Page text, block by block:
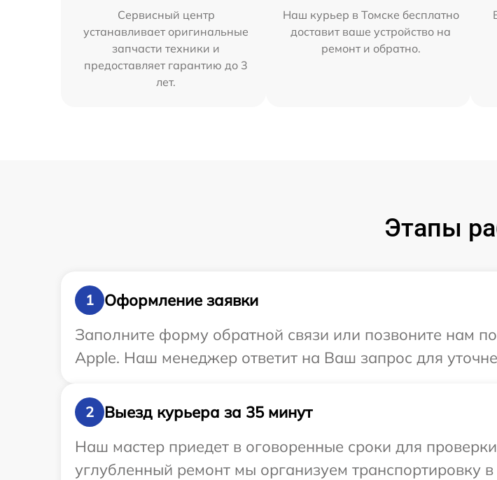
Сервисный центр
устанавливает оригинальные
запчасти техники и
предоставляет гарантию до 3
лет.
Наш курьер в Томске бесплатно
доставит ваше устройство на
ремонт и обратно.
Этапы
1
Оформление заявки
Заполните форму обратной связи или позвоните нам
Apple. Наш менеджер ответит на Ваш запрос для
2
Выезд курьера за 35 минут
Наш мастер приедет в оговоренные сроки для
углубленный ремонт мы организуем транспортировку